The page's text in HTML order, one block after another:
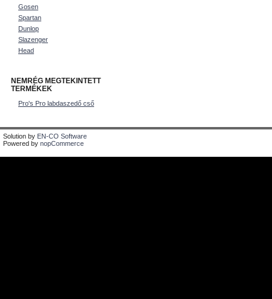
Gosen
Spartan
Dunlop
Slazenger
Head
NEMRÉG MEGTEKINTETT
TERMÉKEK
Pro's Pro labdaszedő cső
Solution by EN-CO Software
Powered by nopCommerce